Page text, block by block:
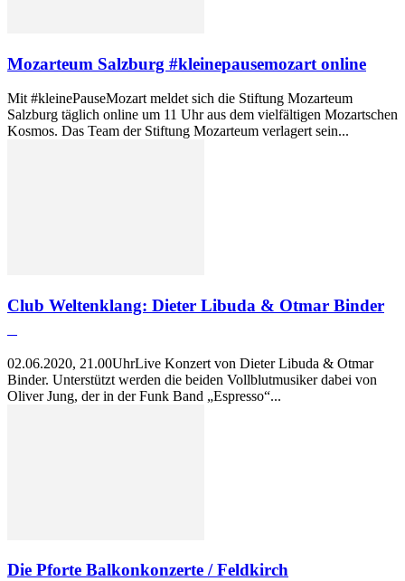
Mozarteum Salzburg #kleinepausemozart online
Mit #kleinePauseMozart meldet sich die Stiftung Mozarteum
Salzburg täglich online um 11 Uhr aus dem vielfältigen Mozartschen
Kosmos. Das Team der Stiftung Mozarteum verlagert sein...
Club Weltenklang: Dieter Libuda & Otmar Binder
02.06.2020, 21.00UhrLive Konzert von Dieter Libuda & Otmar
Binder. Unterstützt werden die beiden Vollblutmusiker dabei von
Oliver Jung, der in der Funk Band „Espresso“...
Die Pforte Balkonkonzerte / Feldkirch